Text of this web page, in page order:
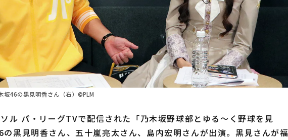
坂46の黒見明香さん（右）©PLM
パ・リーグTVで配信された「乃木坂野球部とゆる〜く野球を見
黒見明香さん、五十嵐亮太さん、島内宏明さんが出演。黒見さんが福